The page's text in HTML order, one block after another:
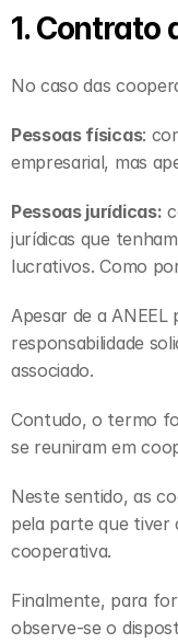
1. Contrato
No caso das
Pessoas físicas:
empresarial, mas
Pessoas jurídicas:
jurídicas que
lucrativos. Como
Apesar de a
responsabilidade
associado.
Contudo, o termo
se reuniram em
Neste sentido, as
pela parte que tiver
cooperativa.
Finalmente, para
observe-se o